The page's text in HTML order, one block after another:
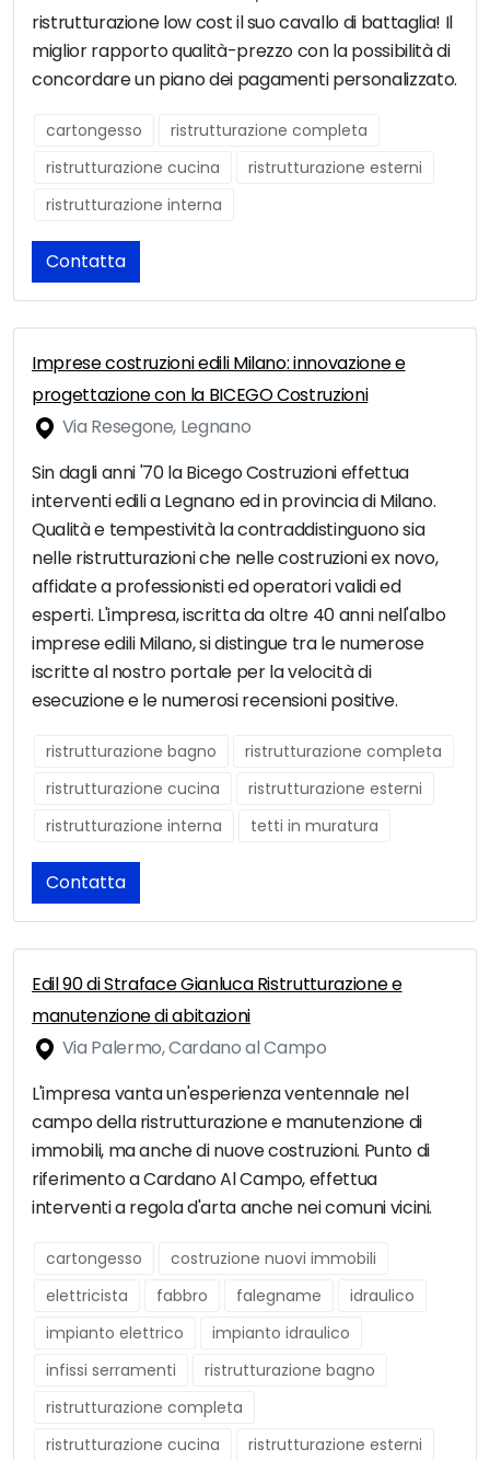
ristrutturazione low cost il suo cavallo di battaglia! Il
miglior rapporto qualità-prezzo con la possibilità di
concordare un piano dei pagamenti personalizzato.
cartongesso
ristrutturazione completa
ristrutturazione cucina
ristrutturazione esterni
ristrutturazione interna
Contatta
Imprese costruzioni edili Milano: innovazione e
progettazione con la BICEGO Costruzioni
Via Resegone, Legnano
Sin dagli anni '70 la Bicego Costruzioni effettua
interventi edili a Legnano ed in provincia di Milano.
Qualità e tempestività la contraddistinguono sia
nelle ristrutturazioni che nelle costruzioni ex novo,
affidate a professionisti ed operatori validi ed
esperti. L'impresa, iscritta da oltre 40 anni nell'albo
imprese edili Milano, si distingue tra le numerose
iscritte al nostro portale per la velocità di
esecuzione e le numerosi recensioni positive.
ristrutturazione bagno
ristrutturazione completa
ristrutturazione cucina
ristrutturazione esterni
ristrutturazione interna
tetti in muratura
Contatta
Edil 90 di Straface Gianluca Ristrutturazione e
manutenzione di abitazioni
Via Palermo, Cardano al Campo
L'impresa vanta un'esperienza ventennale nel
campo della ristrutturazione e manutenzione di
immobili, ma anche di nuove costruzioni. Punto di
riferimento a Cardano Al Campo, effettua
interventi a regola d'arta anche nei comuni vicini.
cartongesso
costruzione nuovi immobili
elettricista
fabbro falegname
idraulico
impianto elettrico
impianto idraulico
infissi serramenti
ristrutturazione bagno
ristrutturazione completa
ristrutturazione cucina
ristrutturazione esterni